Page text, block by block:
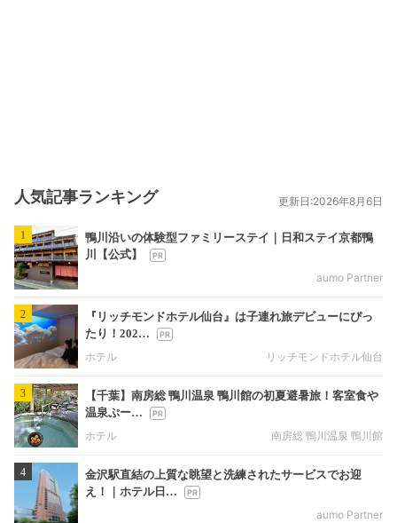
人気記事ランキング 更新日:2026年8月6日
1
鴨川沿いの体験型ファミリーステイ｜日和ステイ京都鴨
川【公式】
aumo Partner
2
『リッチモンドホテル仙台』は子連れ旅デビューにぴっ
たり！202…
ホテル
リッチモンドホテル仙台
3
【千葉】南房総 鴨川温泉 鴨川館の初夏避暑旅！客室食や
温泉ぷー…
ホテル
南房総 鴨川温泉 鴨川館
4
金沢駅直結の上質な眺望と洗練されたサービスでお迎
え！｜ホテル日…
aumo Partner